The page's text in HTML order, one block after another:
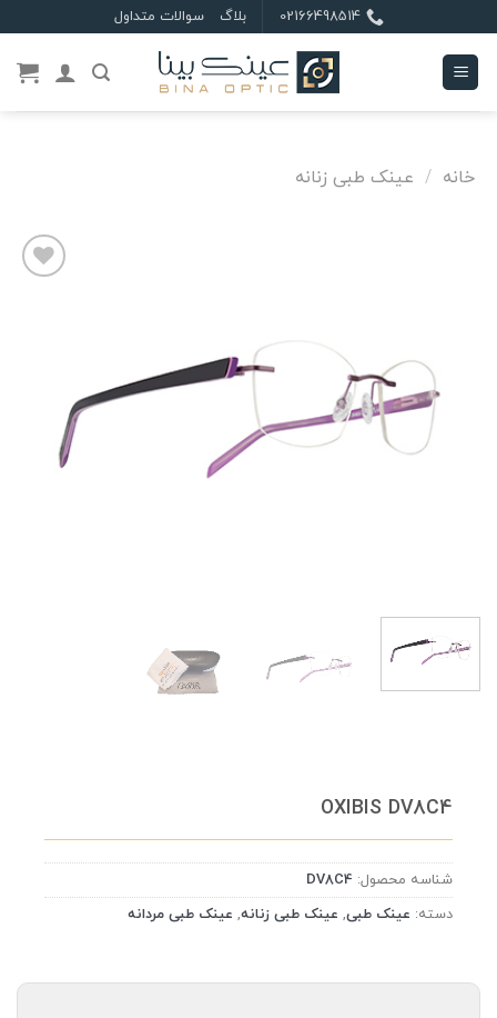
to
content
02166498514 بلاگ سوالات متداول
خانه / عینک طبی زنانه
OXIBIS DV8C4
شناسه محصول: DV8C4
دسته: عینک طبی, عینک طبی زنانه, عینک طبی مردانه